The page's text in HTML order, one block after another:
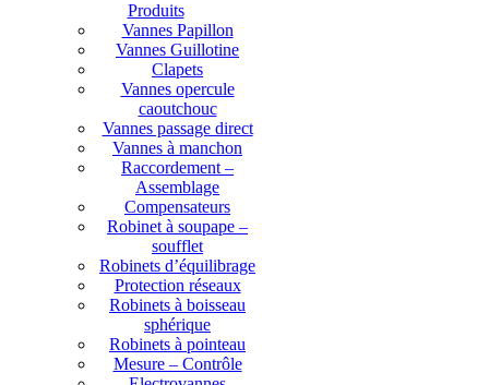
Produits
Vannes Papillon
Vannes Guillotine
Clapets
Vannes opercule
caoutchouc
Vannes passage direct
Vannes à manchon
Raccordement –
Assemblage
Compensateurs
Robinet à soupape –
soufflet
Robinets d’équilibrage
Protection réseaux
Robinets à boisseau
sphérique
Robinets à pointeau
Mesure – Contrôle